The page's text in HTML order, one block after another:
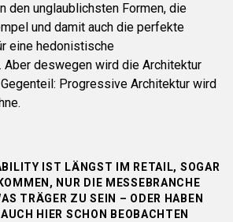
den unglaublichsten Formen, die
und damit auch die perfekte
eine hedonistische
deswegen wird die Architektur
Progressive Architektur wird
IST LÄNGST IM RETAIL, SOGAR
NUR DIE MESSEBRANCHE
TRÄGER ZU SEIN – ODER HABEN
HIER SCHON BEOBACHTEN